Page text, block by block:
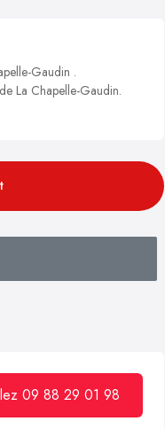
Gaudin .
La Chapelle-Gaudin.
09 88 29 01 98